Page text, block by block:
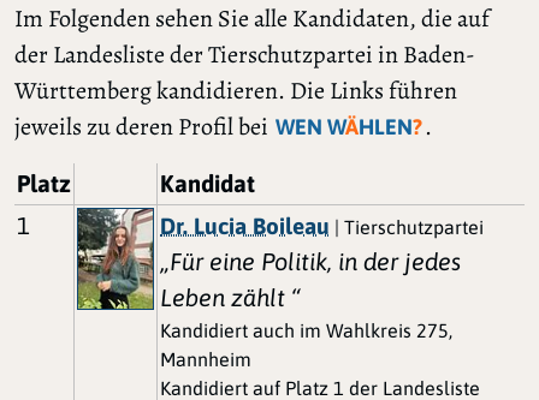
Im Folgenden sehen Sie alle Kandidaten, die auf
der Landesliste der Tierschutzpartei in Baden-
Württemberg kandidieren. Die Links führen
jeweils zu deren Profil bei WEN WÄHLEN?.
Platz
Kandidat
1
Dr. Lucia Boileau | Tierschutzpartei
„Für eine Politik, in der jedes
Leben zählt “
Kandidiert auch im Wahlkreis 275,
Mannheim
Kandidiert auf Platz 1 der Landesliste